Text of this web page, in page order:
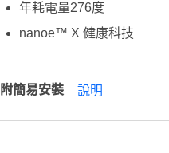
年耗電量276度
nanoe™ X 健康科技
附簡易安裝 說明